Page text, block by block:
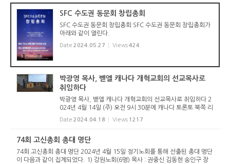
SFC 수도권 동문회 창립총회
SFC 수도권 동문회 창립총회 SFC 수도권 동문회 창립총회가
아래와 같이 열린다.
Date 2024.05.27 Views424
박광영 목사, 벧엘 캐나다 개혁교회의 선교목사로
취임하다
박광영 목사, 벧엘 캐나다 개혁교회의 선교목사로 취임하다 2
024년 4월 14일 (주) 오전 9시 30분에 캐나다 토론토 북쪽 리
치몬드 힐(Richmond Hill)에 위치한 벧엘 캐나다 개혁교회(B
ethel Canadian Reformed Church)에서 박광영 목사의 선
Date 2024.04.18 Views 1217
74회 고신총회 총대 명단
74회 고신총회 총대 명단 2024년 4월 15일 정기노회를 통해 선출된 총대 명단
이 다음과 같이 집계되었다. 1) 강원노회(6명) 목사 : 권중신 김동현 송인구 장